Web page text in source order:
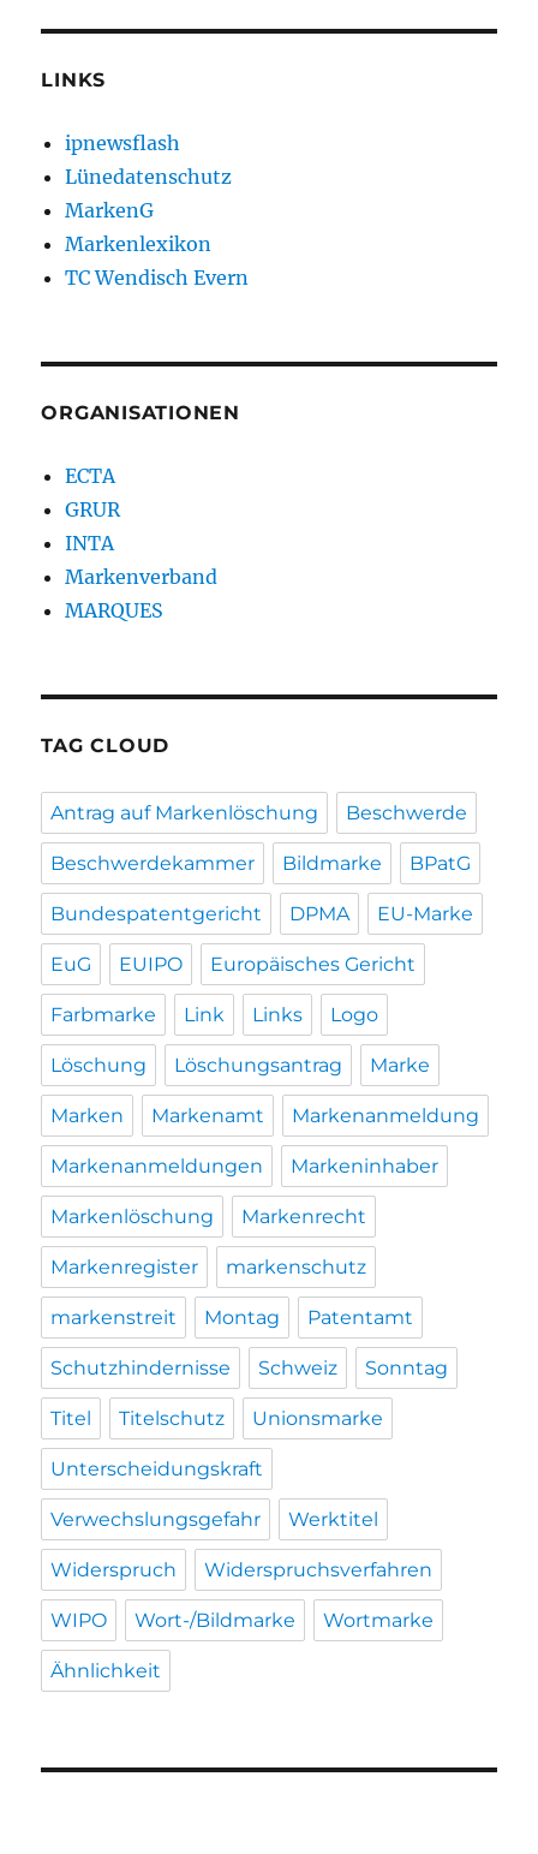
LINKS
ipnewsflash
Lünedatenschutz
MarkenG
Markenlexikon
TC Wendisch Evern
ORGANISATIONEN
ECTA
GRUR
INTA
Markenverband
MARQUES
TAG CLOUD
Antrag auf Markenlöschung Beschwerde
Beschwerdekammer Bildmarke BPatG
Bundespatentgericht DPMA EU-Marke
EuG EUIPO Europäisches Gericht
Farbmarke Link Links Logo
Löschung Löschungsantrag Marke
Marken Markenamt Markenanmeldung
Markenanmeldungen Markeninhaber
Markenlöschung Markenrecht
Markenregister markenschutz
markenstreit Montag Patentamt
Schutzhindernisse Schweiz Sonntag
Titel Titelschutz Unionsmarke
Unterscheidungskraft
Verwechslungsgefahr Werktitel
Widerspruch Widerspruchsverfahren
WIPO Wort-/Bildmarke Wortmarke
Ähnlichkeit